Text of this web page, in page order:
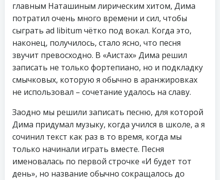
главным Наташиным лирическим хитом, Дима
потратил очень много времени и сил, чтобы
сыграть ad libitum чётко под вокал. Когда это,
наконец, получилось, стало ясно, что песня
звучит превосходно. В «Аистах» Дима решил
записать не только фортепиано, но и подкладку
смычковых, которую я обычно в аранжировках
не использовал – сочетание удалось на славу.
Заодно мы решили записать песню, для которой
Дима придумал музыку, когда учился в школе, а я
сочинил текст как раз в то время, когда мы
только начинали играть вместе. Песня
именовалась по первой строчке «И будет тот
день», но название обычно сокращалось до